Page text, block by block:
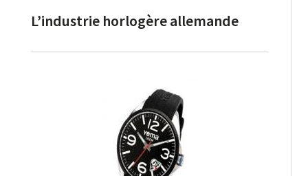
L’industrie horlogère allemande